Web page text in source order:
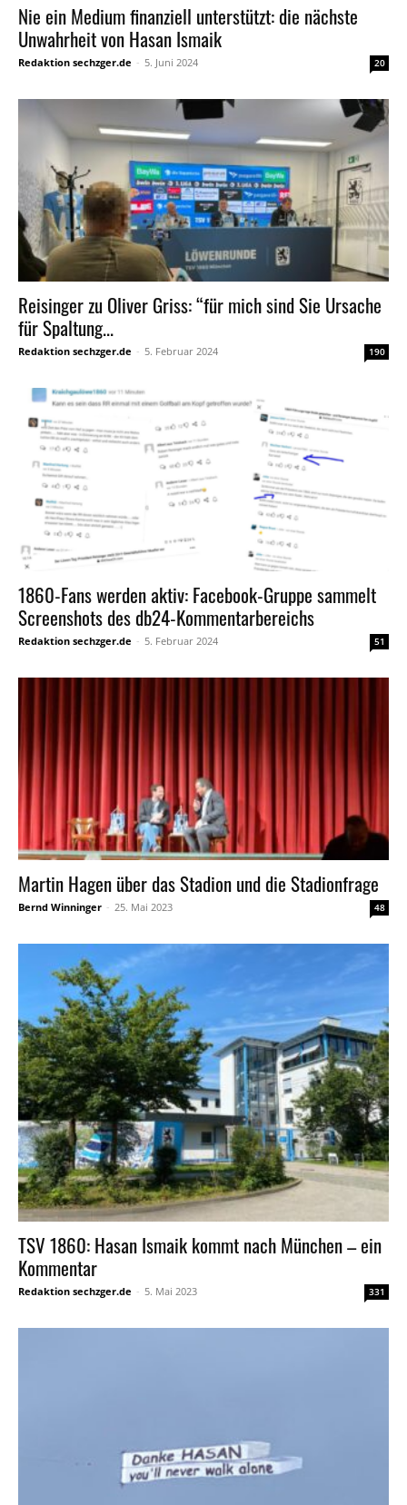
Nie ein Medium finanziell unterstützt: die nächste
Unwahrheit von Hasan Ismaik
Redaktion sechzger.de - 5. Juni 2024 20
Reisinger zu Oliver Griss: “für mich sind Sie Ursache
für Spaltung...
Redaktion sechzger.de - 5. Februar 2024 190
1860-Fans werden aktiv: Facebook-Gruppe sammelt
Screenshots des db24-Kommentarbereichs
Redaktion sechzger.de - 5. Februar 2024 51
Martin Hagen über das Stadion und die Stadionfrage
Bernd Winninger - 25. Mai 2023 48
TSV 1860: Hasan Ismaik kommt nach München – ein
Kommentar
Redaktion sechzger.de - 5. Mai 2023 331